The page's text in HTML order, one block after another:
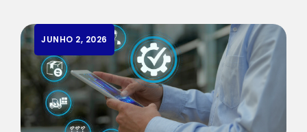
JUNHO 2, 2026